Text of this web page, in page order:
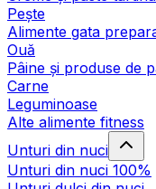
Pește
Alimente gata
Ouă
Pâine și produse de
Carne
Leguminoase
Alte alimente fitness
Unturi din nuci
Unturi din nuci 100%